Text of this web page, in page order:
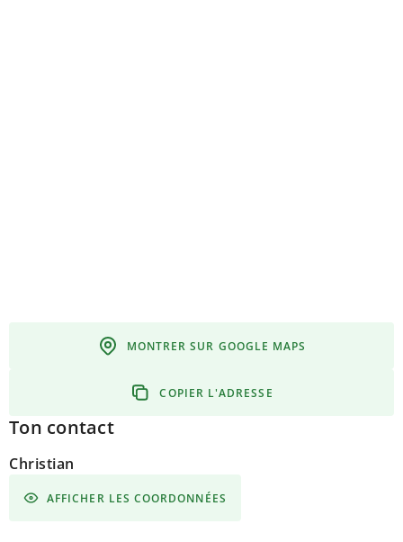
MONTRER SUR GOOGLE MAPS
COPIER L'ADRESSE
Ton contact
Christian
AFFICHER LES COORDONNÉES